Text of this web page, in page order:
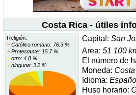
Costa Rica - útiles
Religión:
~Católico romano: 76.3 %
~Protestante: 15.7 %
~otro: 4.8 %
~ninguna: 3.2 %
Capital: San
Area: 51 100
El número de
Moneda:
Idioma:
Huso horario: